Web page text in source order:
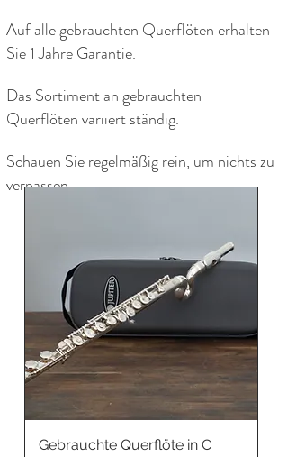
Auf alle gebrauchten Querflöten erhalten
Sie 1 Jahre Garantie.
Das Sortiment an gebrauchten
Querflöten variiert ständig.
Schauen Sie regelmäßig rein, um nichts zu
verpassen.
Gebrauchte Querflöte in C